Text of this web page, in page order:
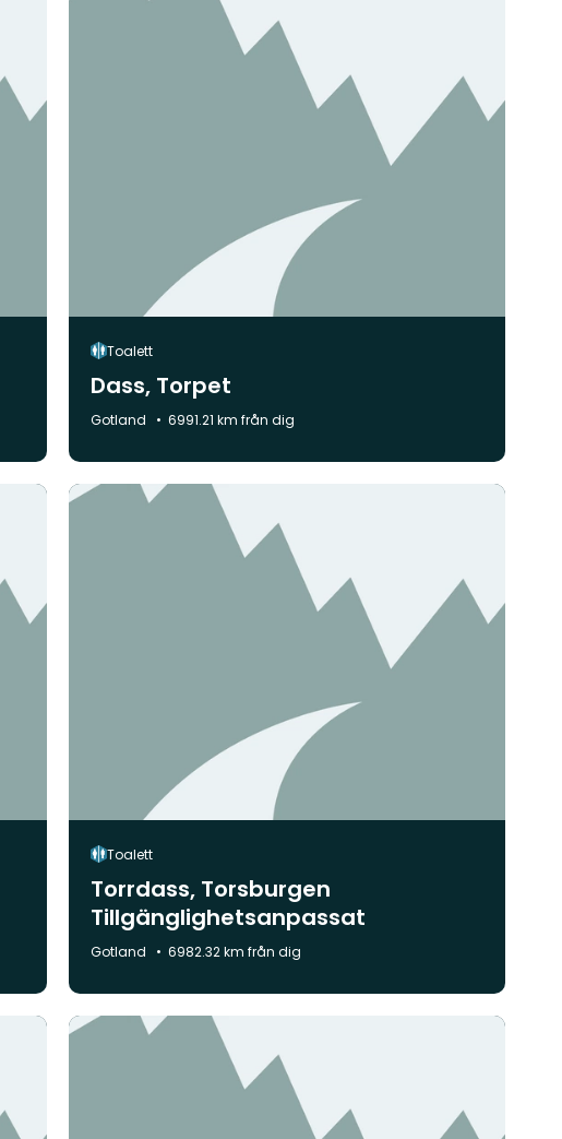
Toalett
Dass, Torpet
Kommun:
Gotland 6991.21 km från dig
Toalett
Torrdass, Torsburgen
Tillgänglighetsanpassat
Kommun:
Gotland 6982.32 km från dig